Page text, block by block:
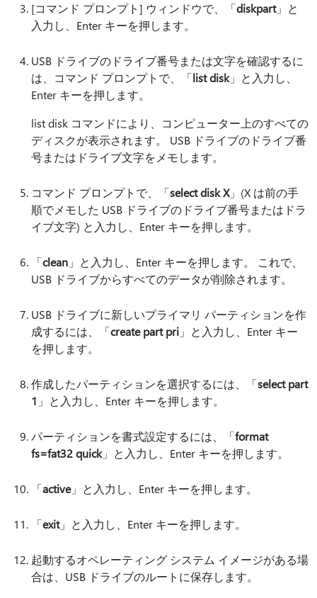
[コマンド プロンプト] ウィンドウで、「diskpart」と
入力し、Enter キーを押します。
USB ドライブのドライブ番号または文字を確認するに
は、コマンド プロンプトで、「list disk」と入力し、
Enter キーを押します。
list disk コマンドにより、コンピューター上のすべての
ディスクが表示されます。 USB ドライブのドライブ番
号またはドライブ文字をメモします。
コマンド プロンプトで、「select disk X」(X は前の手
順でメモした USB ドライブのドライブ番号またはドラ
イブ文字) と入力し、Enter キーを押します。
「clean 」と入力し、Enter キーを押します。 これで、
USB ドライブからすべてのデータが削除されます。
USB ドライブに新しいプライマリ パーティションを作
成するには、「create part pri 」と入力し、Enter キー
を押します。
作成したパーティションを選択するには、「select part
1 」と入力し、Enter キーを押します。
パーティションを書式設定するには、「format
fs=fat32 quick」と入力し、Enter キーを押します。
「active」と入力し、Enter キーを押します。
「exit」と入力し、Enter キーを押します。
起動するオペレーティング システム イメージがある場
合は、USB ドライブのルートに保存します。